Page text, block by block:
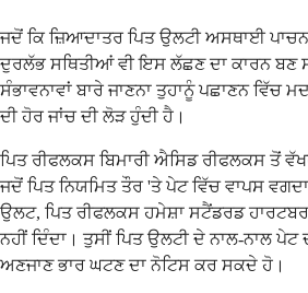
ਜਦੋਂ ਕਿ ਜ਼ਿਆਦਾਤਰ ਪਿਤ ਉਲਟੀ ਅਸਥਾਈ
ਦੁਰਲੱਭ ਸਥਿਤੀਆਂ ਵੀ ਇਸ ਲੱਛਣ ਦਾ ਕਾਰਨ
ਸੰਭਾਵਨਾਵਾਂ ਬਾਰੇ ਜਾਣਨਾ ਤੁਹਾਨੂੰ ਪਛਾਣਨ ਵਿੱਚ
ਦੀ ਹੋਰ ਜਾਂਚ ਦੀ ਲੋੜ ਹੁੰਦੀ ਹੈ।
ਪਿਤ ਰੀਫਲਕਸ ਬਿਮਾਰੀ ਐਸਿਡ ਰੀਫਲਕਸ ਤੋਂ
ਜਦੋਂ ਪਿਤ ਨਿਯਮਿਤ ਤੌਰ 'ਤੇ ਪੇਟ ਵਿੱਚ ਵਾਪਸ
ਉਲਟ, ਪਿਤ ਰੀਫਲਕਸ ਹਮੇਸ਼ਾ ਸਟੈਂਡਰਡ
ਨਹੀਂ ਦਿੰਦਾ। ਤੁਸੀਂ ਪਿਤ ਉਲਟੀ ਦੇ ਨਾਲ-ਨਾਲ
ਅਣਜਾਣ ਭਾਰ ਘਟਣ ਦਾ ਨੋਟਿਸ ਕਰ ਸਕਦੇ ਹੋ।